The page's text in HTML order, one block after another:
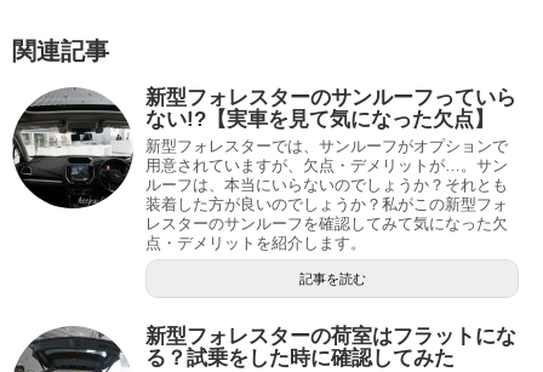
関連記事
新型フォレスターのサンルーフっていら
ない!?【実車を見て気になった欠点】
新型フォレスターでは、サンルーフがオプションで
用意されていますが、欠点・デメリットが…。サン
ルーフは、本当にいらないのでしょうか？それとも
装着した方が良いのでしょうか？私がこの新型フォ
レスターのサンルーフを確認してみて気になった欠
点・デメリットを紹介します。
記事を読む
新型フォレスターの荷室はフラットにな
る？試乗をした時に確認してみた